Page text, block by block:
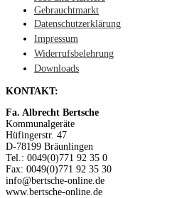
Gebrauchtmarkt
Datenschutzerklärung
Impressum
Widerrufsbelehrung
Downloads
KONTAKT:
Fa. Albrecht Bertsche
Kommunalgeräte
Hüfingerstr. 47
D-78199 Bräunlingen
Tel.: 0049(0)771 92 35 0
Fax: 0049(0)771 92 35 30
info@bertsche-online.de
www.bertsche-online.de